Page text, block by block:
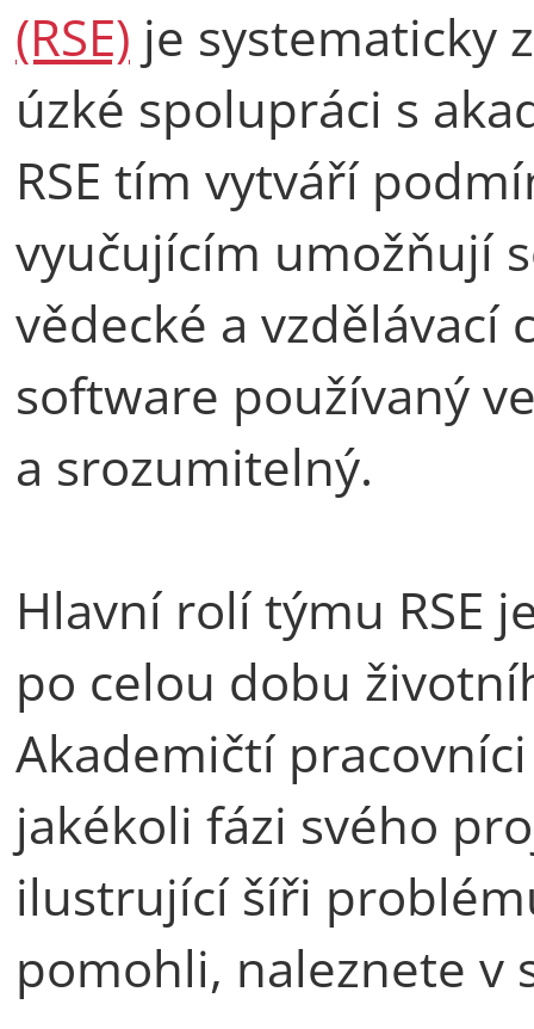
(RSE) je systematicky
úzké spolupráci s
RSE tím vytváří
vyučujícím umožňují
vědecké a vzdělávací
software používaný
a srozumitelný.
Hlavní rolí týmu RSE
po celou dobu
Akademičtí
jakékoli fázi svého
ilustrující šíři
pomohli, naleznete v